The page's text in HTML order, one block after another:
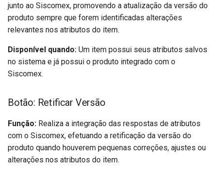
junto ao Siscomex, promovendo a atualização da versão do
produto sempre que forem identificadas alterações
relevantes nos atributos do item.
Disponível quando: Um item possui seus atributos salvos
no sistema e já possui o produto integrado com o
Siscomex.
Botão: Retificar Versão
Função: Realiza a integração das respostas de atributos
com o Siscomex, efetuando a retificação da versão do
produto quando houverem pequenas correções, ajustes ou
alterações nos atributos do item.